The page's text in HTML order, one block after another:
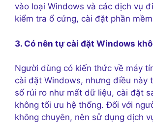
vào loại Windows và các dịch vụ
kiểm tra ổ cứng, cài đặt phần
3. Có nên tự cài đặt Windows
Người dùng có kiến thức về máy
cài đặt Windows, nhưng điều này
số rủi ro như mất dữ liệu, cài đặt
không tối ưu hệ thống. Đối với
không chuyên, nên sử dụng dịch